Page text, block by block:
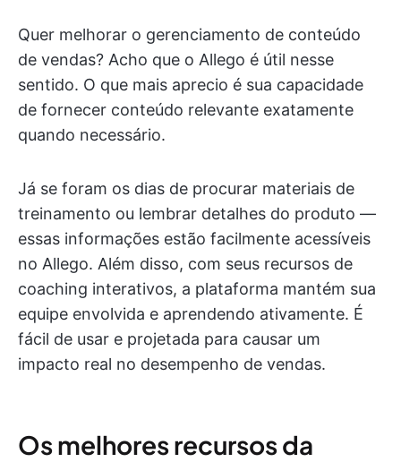
Quer melhorar o gerenciamento de conteúdo
de vendas? Acho que o Allego é útil nesse
sentido. O que mais aprecio é sua capacidade
de fornecer conteúdo relevante exatamente
quando necessário.
Já se foram os dias de procurar materiais de
treinamento ou lembrar detalhes do produto —
essas informações estão facilmente acessíveis
no Allego. Além disso, com seus recursos de
coaching interativos, a plataforma mantém sua
equipe envolvida e aprendendo ativamente. É
fácil de usar e projetada para causar um
impacto real no desempenho de vendas.
Os melhores recursos da